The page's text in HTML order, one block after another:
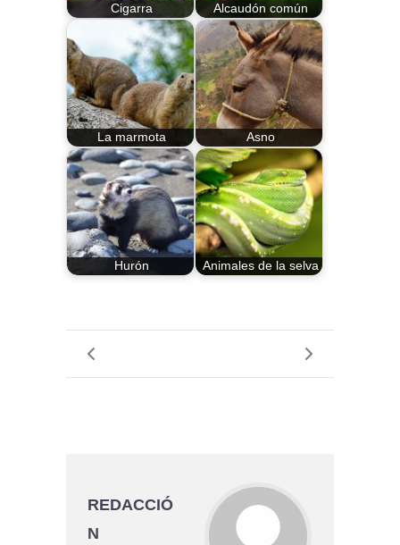
Cigarra Alcaudón común
La marmota Asno
Hurón Animales de la selva
REDACCIÓ
N